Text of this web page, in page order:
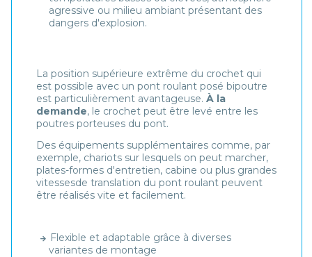
agressive ou milieu ambiant présentant des
dangers d'explosion.
La position supérieure extrême du crochet qui
est possible avec un pont roulant posé bipoutre
est particulièrement avantageuse.À la
demande, le crochet peut être levé entre les
poutres porteuses du pont.
Des équipements supplémentaires comme, par
exemple, chariots sur lesquels on peut marcher,
plates-formes d'entretien, cabine ou plus grandes
vitessesde translation du pont roulant peuvent
être réalisés vite et facilement.
Flexible et adaptable grâce à diverses
variantes de montage